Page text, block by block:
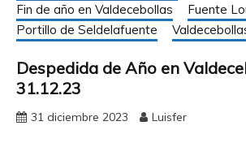
Fin de año en Valdecebollas
Fuente
Portillo de Seldelafuente
Despedida de Año en
31.12.23
31 diciembre 2023 Luisfer